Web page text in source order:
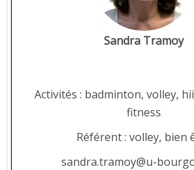
Sandra Tramoy
Activités : badminton, volley,
fitness
Référent : volley, bien
sandra.tramoy@u-